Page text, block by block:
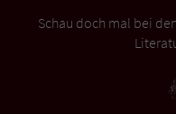
Schau doch mal bei